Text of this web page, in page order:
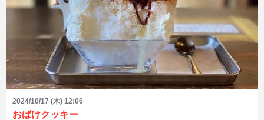
2024/10/17 (木) 12:06
おばけクッキー